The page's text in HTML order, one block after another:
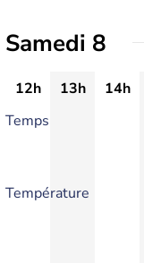
Samedi 8
12h 13h 14h
Temps
Température